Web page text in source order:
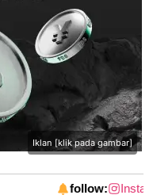
Iklan [klik pada gambar]
follow: